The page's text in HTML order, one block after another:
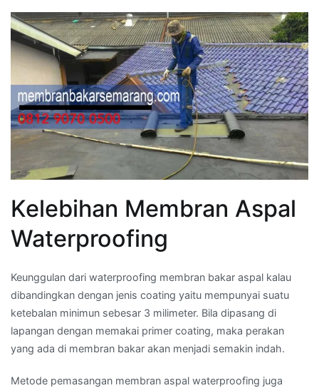
Kelebihan Membran Aspal
Waterproofing
Keunggulan dari waterproofing membran bakar aspal kalau
dibandingkan dengan jenis coating yaitu mempunyai suatu
ketebalan minimun sebesar 3 milimeter. Bila dipasang di
lapangan dengan memakai primer coating, maka perakan
yang ada di membran bakar akan menjadi semakin indah.
Metode pemasangan membran aspal waterproofing juga